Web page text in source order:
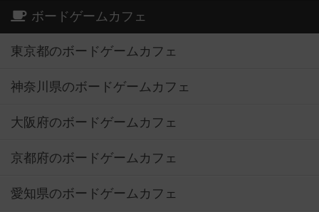
ボードゲームカフェ
東京都のボードゲームカフェ
神奈川県のボードゲームカフェ
大阪府のボードゲームカフェ
京都府のボードゲームカフェ
愛知県のボードゲームカフェ